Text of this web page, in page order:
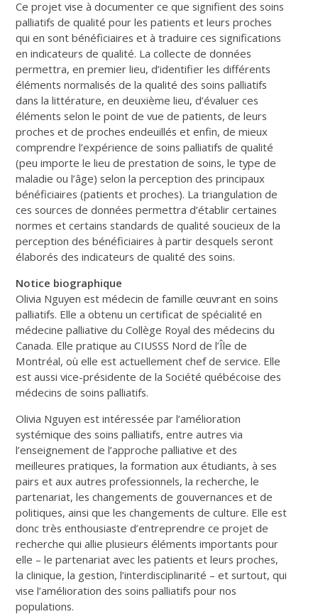
Ce projet vise à documenter ce que signifient des soins
palliatifs de qualité pour les patients et leurs proches
qui en sont bénéficiaires et à traduire ces significations
en indicateurs de qualité. La collecte de données
permettra, en premier lieu, d’identifier les différents
éléments normalisés de la qualité des soins palliatifs
dans la littérature, en deuxième lieu, d’évaluer ces
éléments selon le point de vue de patients, de leurs
proches et de proches endeuillés et enfin, de mieux
comprendre l’expérience de soins palliatifs de qualité
(peu importe le lieu de prestation de soins, le type de
maladie ou l’âge) selon la perception des principaux
bénéficiaires (patients et proches). La triangulation de
ces sources de données permettra d’établir certaines
normes et certains standards de qualité soucieux de la
perception des bénéficiaires à partir desquels seront
élaborés des indicateurs de qualité des soins.
Notice biographique
Olivia Nguyen est médecin de famille œuvrant en soins
palliatifs. Elle a obtenu un certificat de spécialité en
médecine palliative du Collège Royal des médecins du
Canada. Elle pratique au CIUSSS Nord de l’Île de
Montréal, où elle est actuellement chef de service. Elle
est aussi vice-présidente de la Société québécoise des
médecins de soins palliatifs.
Olivia Nguyen est intéressée par l’amélioration
systémique des soins palliatifs, entre autres via
l’enseignement de l’approche palliative et des
meilleures pratiques, la formation aux étudiants, à ses
pairs et aux autres professionnels, la recherche, le
partenariat, les changements de gouvernances et de
politiques, ainsi que les changements de culture. Elle est
donc très enthousiaste d’entreprendre ce projet de
recherche qui allie plusieurs éléments importants pour
elle – le partenariat avec les patients et leurs proches,
la clinique, la gestion, l’interdisciplinarité – et surtout, qui
vise l’amélioration des soins palliatifs pour nos
populations.